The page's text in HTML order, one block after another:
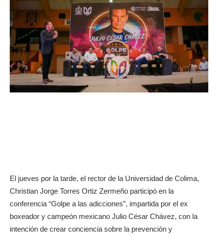
El jueves por la tarde, el rector de la Universidad de Colima,
Christian Jorge Torres Ortiz Zermeño participó en la
conferencia “Golpe a las adicciones”, impartida por el ex
boxeador y campeón mexicano Julio César Chávez, con la
intención de crear conciencia sobre la prevención y